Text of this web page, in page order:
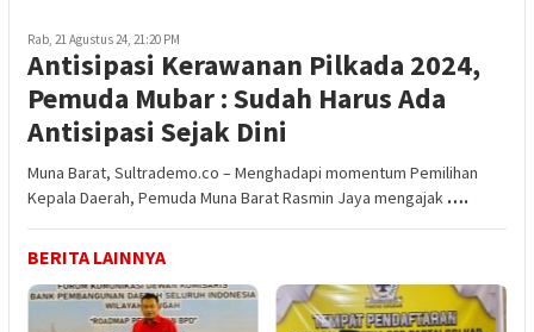
Rab, 21 Agustus 24, 21:20 PM
Antisipasi Kerawanan Pilkada 2024,
Pemuda Mubar : Sudah Harus Ada
Antisipasi Sejak Dini
Muna Barat, Sultrademo.co – Menghadapi momentum Pemilihan
Kepala Daerah, Pemuda Muna Barat Rasmin Jaya mengajak ….
BERITA LAINNYA